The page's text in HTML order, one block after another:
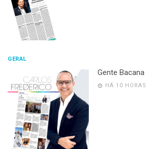
GERAL
Gente Bacana
HÁ 10 HORAS